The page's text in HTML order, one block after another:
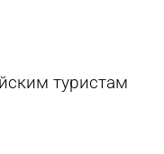
туристам